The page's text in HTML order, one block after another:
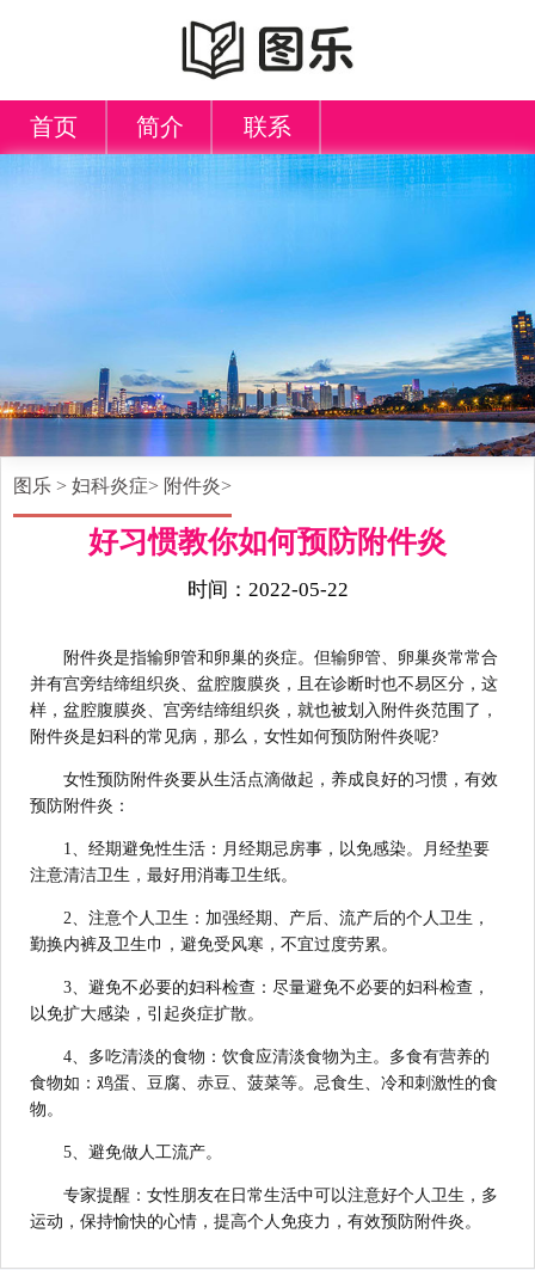
首页 简介 联系
图乐 >妇科炎症> 附件炎>
好习惯教你如何预防附件炎
时间：2022-05-22
附件炎是指输卵管和卵巢的炎症。但输卵管、卵巢炎常常合
并有宫旁结缔组织炎、盆腔腹膜炎，且在诊断时也不易区分，这
样，盆腔腹膜炎、宫旁结缔组织炎，就也被划入附件炎范围了，
附件炎是妇科的常见病，那么，女性如何预防附件炎呢?
女性预防附件炎要从生活点滴做起，养成良好的习惯，有效
预防附件炎：
1、经期避免性生活：月经期忌房事，以免感染。月经垫要
注意清洁卫生，最好用消毒卫生纸。
2、注意个人卫生：加强经期、产后、流产后的个人卫生，
勤换内裤及卫生巾，避免受风寒，不宜过度劳累。
3、避免不必要的妇科检查：尽量避免不必要的妇科检查，
以免扩大感染，引起炎症扩散。
4、多吃清淡的食物：饮食应清淡食物为主。多食有营养的
食物如：鸡蛋、豆腐、赤豆、菠菜等。忌食生、冷和刺激性的食
物。
5、避免做人工流产。
专家提醒：女性朋友在日常生活中可以注意好个人卫生，多
运动，保持愉快的心情，提高个人免疫力，有效预防附件炎。